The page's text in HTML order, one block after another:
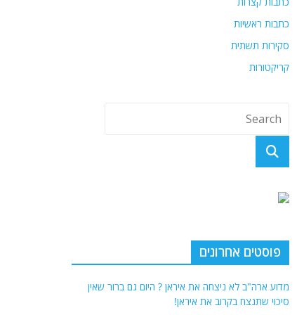
כתבות ראשיות
סקירות תשתית
קריקטורות
פוסטים אחרונים
מדוע ארה"ב לא ניצחה את איראן ? היום גם ברור שאין
סיכוי שתנצח בקרוב את איראן!